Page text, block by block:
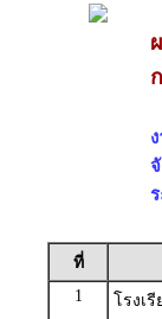
ที่
1
โรงเ